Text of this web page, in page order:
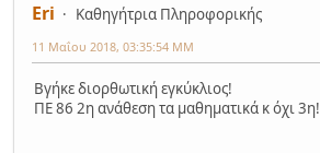
Eri
Καθηγήτρια Πληροφορικής
11 Μαΐου 2018, 03:35:54 ΜΜ
Βγήκε διορθωτική εγκύκλιος!
ΠΕ 86 2η ανάθεση τα μαθηματικά κ όχι 3η!